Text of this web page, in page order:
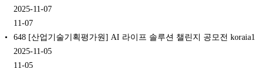
2025-11-07
11-07
648 [산업기술기획평가원] AI 라이프 솔루션 챌린지 공모전 koraia1
2025-11-05
11-05